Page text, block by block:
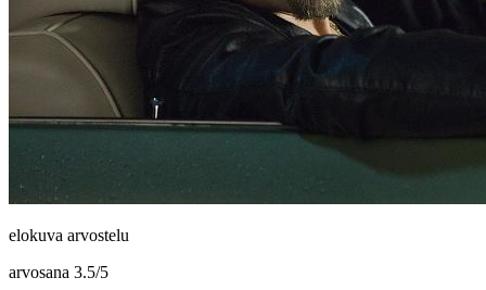
elokuva arvostelu
arvosana 3.5/5